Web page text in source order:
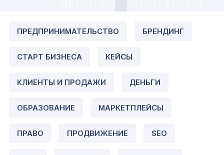
ПРЕДПРИНИМАТЕЛЬСТВО БРЕНДИНГ
СТАРТ БИЗНЕСА КЕЙСЫ
КЛИЕНТЫ И ПРОДАЖИ ДЕНЬГИ
ОБРАЗОВАНИЕ МАРКЕТПЛЕЙСЫ
ПРАВО ПРОДВИЖЕНИЕ SEO